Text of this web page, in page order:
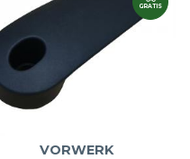
GRATIS
VORWERK